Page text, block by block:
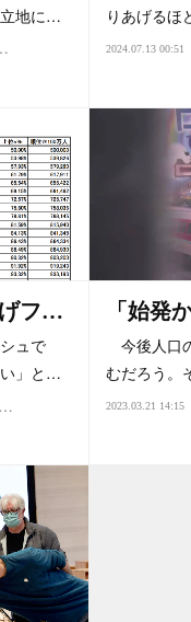
立地に…
価値・値打ち 相場・投資
りあげる
2024.07.13 00:51
フ…
ュで
い」と…
エ
ルメス・エルパト・ロレックス 買い物・デパート ファッ
「始発
今後人口
むだろう。
2023.03.21 14:15